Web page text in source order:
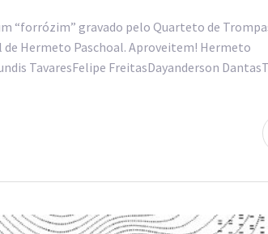
“forrózim” gravado pelo Quarteto de
de Hermeto Paschoal. Aproveitem! Hermeto
TavaresFelipe FreitasDayanderson